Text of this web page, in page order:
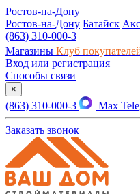
Ростов-на-Дону
Ростов-на-Дону Батайск
(863) 310-000-3
Магазины Клуб
Вход или регистрация
Способы связи
×
(863) 310-000-3 Max
Заказать звонок